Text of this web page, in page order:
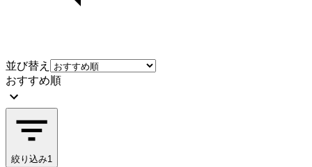
並び替え
おすすめ順
絞り込み1